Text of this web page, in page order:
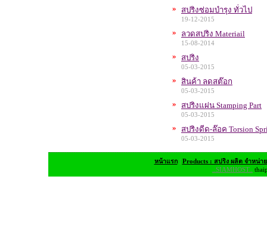
» สปริงซ่อมบำรุง ทั่วไป
19-12-2015
» ลวดสปริง Materiail
15-08-2014
» สปริง
05-03-2015
» สินค้า ลดสต๊อก
05-03-2015
» สปริงแผ่น Stamping Part
05-03-2015
» สปริงดีด-ล๊อค Torsion
05-03-2015
หน้าแรก| Products : สปริง ผลิต จำหน่า
..SIAMHOST..